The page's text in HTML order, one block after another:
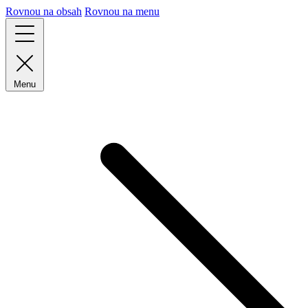
Rovnou na obsah Rovnou na menu
Menu